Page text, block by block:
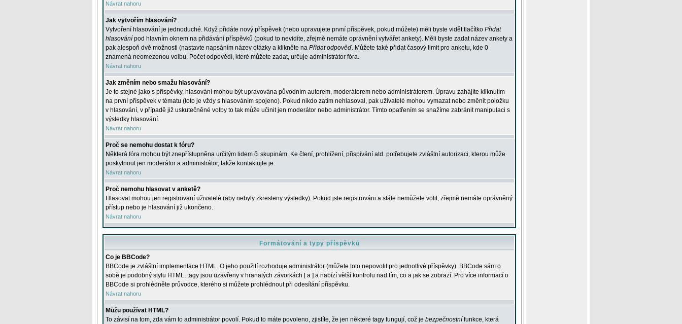
Návrat nahoru
Jak vytvořím hlasování?
Vytvoření hlasování je jednoduché. Když přidáte nový příspěvek (nebo upravujete první příspěvek, pokud můžete) měli byste vidět tlačítko Přidat
hlasování pod hlavním oknem na přidávání příspěvků (pokud to nevidíte, zřejmě nemáte oprávnění vytvářet ankety). Měli byste zadat název ankety a
pak alespoň dvě možnosti (nastavte napsáním název otázky a klikněte na Přidat odpověď. Můžete také přidat časový limit pro anketu, kde 0
znamená neomezenou volbu. Počet odpovědí, které můžete zadat, určuje administrátor fóra.
Návrat nahoru
Jak změním nebo smažu hlasování?
Je to stejné jako s příspěvky, hlasování mohou být upravována původním autorem, moderátorem nebo administrátorem. Úpravu zahájíte kliknutím
na první příspěvek v tématu (toto je vždy s hlasováním spojeno). Pokud nikdo zatím nehlasoval, pak uživatelé mohou vymazat nebo změnit položku
v hlasování, v případě již uskutečněné volby to tak může učinit jen moderátor nebo administrátor. Tímto opatřením se snažíme zabránit manipulaci s
výsledky hlasování.
Návrat nahoru
Proč se nemohu dostat k fóru?
Některá fóra mohou být znepřístupněna určitým lidem či skupinám. Ke čtení, prohlížení, přispívání atd. potřebujete zvláštní autorizaci, kterou může
poskytnout jen moderátor a administrátor, takže kontaktujte je.
Návrat nahoru
Proč nemohu hlasovat v anketě?
Hlasovat mohou jen registrovaní uživatelé (aby nebyly zkresleny výsledky). Pokud jste registrováni a stále nemůžete volit, zřejmě nemáte oprávněný
přístup nebo je hlasování již ukončeno.
Návrat nahoru
Formátování a typy příspěvků
Co je BBCode?
BBCode je zvláštní implementace HTML. O jeho použití rozhoduje administrátor (můžete toto nepovolit pro jednotlivé příspěvky). BBCode sám o
sobě je podobný stylu HTML, tagy jsou uzavřeny v hranatých závorkách [ a ] a nabízí větší kontrolu nad tím, co a jak se zobrazí. Pro více informací o
BBCode si prohlédněte průvodce, kterého si můžete prohlédnout při odesílání příspěvku.
Návrat nahoru
Můžu používat HTML?
To závisí na tom, zda vám to administrátor povolí. Pokud to máte povoleno, zjistíte, že jen některé tagy fungují, což je bezpečnostní funkce, která